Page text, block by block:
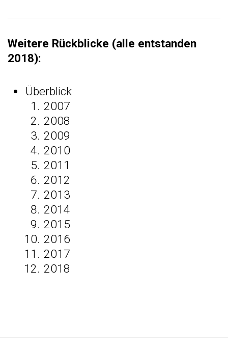
Weitere Rückblicke (alle entstanden
2018):
Überblick
2007
2008
2009
2010
2011
2012
2013
2014
2015
2016
2017
2018